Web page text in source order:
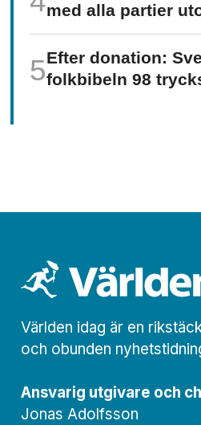
med alla partier
Efter donation:
folkbibeln 98
Världen idag är en
och obunden
Ansvarig utgivare och
Jonas Adolfsson